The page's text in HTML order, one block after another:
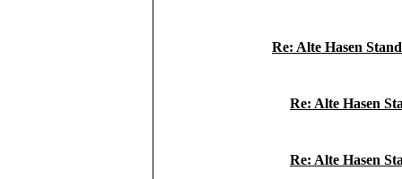
Re: Alte Hasen
Re: Alte Hasen
Re: Alte Hasen